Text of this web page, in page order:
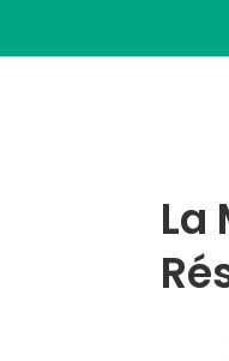
La